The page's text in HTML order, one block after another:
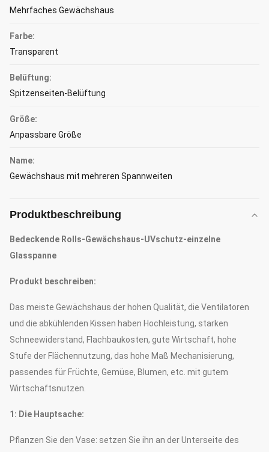
Mehrfaches Gewächshaus
Farbe:
Transparent
Belüftung:
Spitzenseiten-Belüftung
Größe:
Anpassbare Größe
Name:
Gewächshaus mit mehreren Spannweiten
Produktbeschreibung
Bedeckende Rolls-Gewächshaus-UVschutz-einzelne
Glasspanne
Produkt beschreiben:
Das meiste Gewächshaus der hohen Qualität, die Ventilatoren
und die abkühlenden Kissen haben Hochleistung, starken
Schneewiderstand, Flachbaukosten, gute Wirtschaft, hohe
Stufe der Flächennutzung, das hohe Maß Mechanisierung,
passendes für Früchte, Gemüse, Blumen, etc. mit gutem
Wirtschaftsnutzen.
1: Die Hauptsache:
Pflanzen Sie den Vase: setzen Sie ihn an der Unterseite des